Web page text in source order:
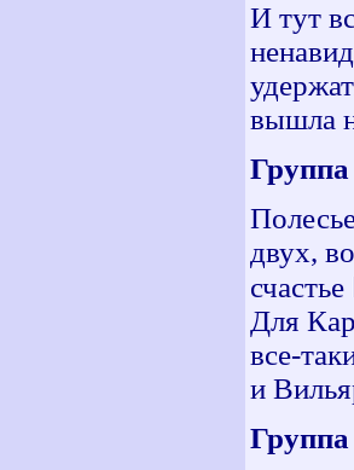
И тут
вышла
Группа
двух,
счастье
Для
все-
и
Группа